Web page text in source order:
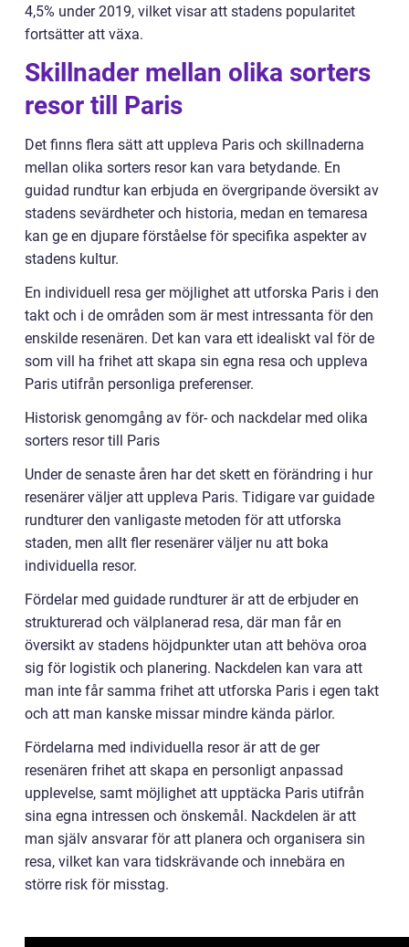
4,5% under 2019, vilket visar att stadens popularitet
fortsätter att växa.
Skillnader mellan olika sorters
resor till Paris
Det finns flera sätt att uppleva Paris och skillnaderna
mellan olika sorters resor kan vara betydande. En
guidad rundtur kan erbjuda en övergripande översikt av
stadens sevärdheter och historia, medan en temaresa
kan ge en djupare förståelse för specifika aspekter av
stadens kultur.
En individuell resa ger möjlighet att utforska Paris i den
takt och i de områden som är mest intressanta för den
enskilde resenären. Det kan vara ett idealiskt val för de
som vill ha frihet att skapa sin egna resa och uppleva
Paris utifrån personliga preferenser.
Historisk genomgång av för- och nackdelar med olika
sorters resor till Paris
Under de senaste åren har det skett en förändring i hur
resenärer väljer att uppleva Paris. Tidigare var guidade
rundturer den vanligaste metoden för att utforska
staden, men allt fler resenärer väljer nu att boka
individuella resor.
Fördelar med guidade rundturer är att de erbjuder en
strukturerad och välplanerad resa, där man får en
översikt av stadens höjdpunkter utan att behöva oroa
sig för logistik och planering. Nackdelen kan vara att
man inte får samma frihet att utforska Paris i egen takt
och att man kanske missar mindre kända pärlor.
Fördelarna med individuella resor är att de ger
resenären frihet att skapa en personligt anpassad
upplevelse, samt möjlighet att upptäcka Paris utifrån
sina egna intressen och önskemål. Nackdelen är att
man själv ansvarar för att planera och organisera sin
resa, vilket kan vara tidskrävande och innebära en
större risk för misstag.